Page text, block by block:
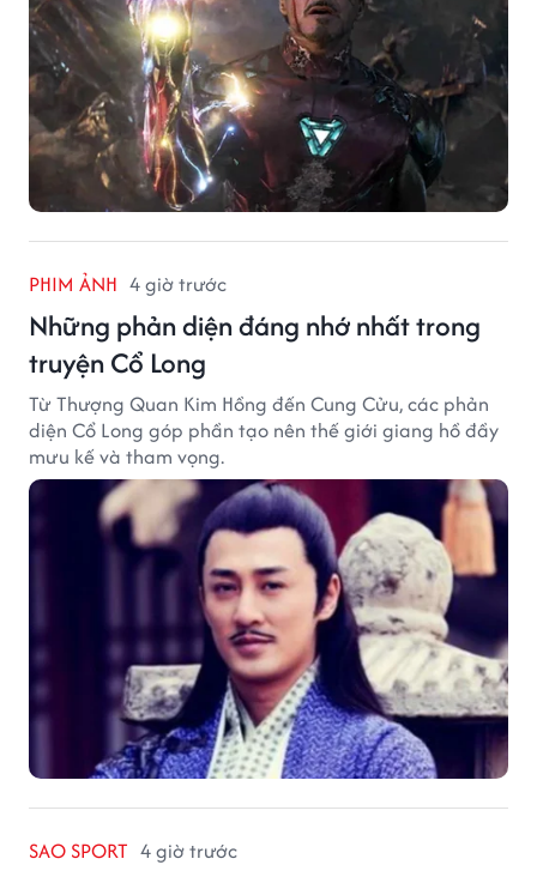
PHIM ẢNH 4 giờ trước
Những phản diện đáng nhớ nhất trong
truyện Cổ Long
Từ Thượng Quan Kim Hồng đến Cung Cửu, các phản
diện Cổ Long góp phần tạo nên thế giới giang hồ đầy
mưu kế và tham vọng.
SAO SPORT 4 giờ trước